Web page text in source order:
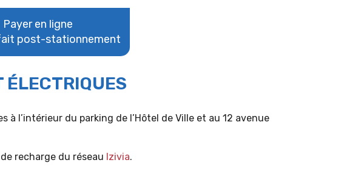
Payer en ligne
post-stationnement
ÉLECTRIQUES
l’intérieur du parking de l’Hôtel de Ville et au 12 avenue
recharge du réseau Izivia.